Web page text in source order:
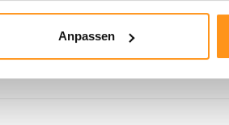
Anpassen